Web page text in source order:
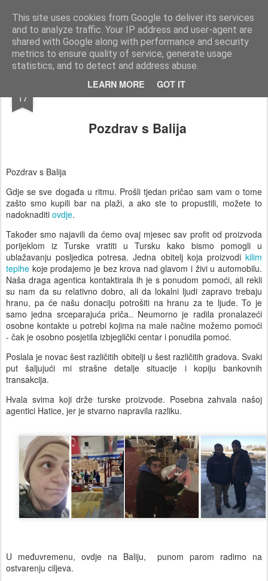
This site uses cookies from Google to deliver its services
and to analyze traffic. Your IP address and user-agent are
shared with Google along with performance and security
metrics to ensure quality of service, generate usage
statistics, and to detect and address abuse.
LEARN MORE GOT IT
AWGifts Hrvatska Dobrodošli u AWGifts Hrvatska - Vaš veletrgovac poklonima koji dostavlja diljem Hrvatske Ako tražite veletrgovca poklonima koji svaki tjedan donosi nove proizvode, najbolje ponude i poštenu trgovinu, došli ste na pravo mjesto. U AWGifts-u posvećeni smo tome da uvijek ponudimo najbolje u veleprodaji poklona, oduševimo Vaše klijente i pomognemo Vašem maloprodajnom poslovanju da raste. Jedini veletrgovac koji uvozi ručno rađene poklone izravno iz Indije, Indonezije i Kine.
Home
17
Pozdrav s Balija
Pozdrav s Balija
Gdje se sve događa u ritmu. Prošli tjedan pričao sam vam o tome
zašto smo kupili bar na plaži, a ako ste to propustili, možete to
nadoknaditi ovdje.
Također smo najavili da ćemo ovaj mjesec sav profit od proizvoda
porijeklom iz Turske vratiti u Tursku kako bismo pomogli u
ublažavanju posljedica potresa. Jedna obitelj koja proizvodi kilim
tepihe koje prodajemo je bez krova nad glavom i živi u automobilu.
Naša draga agentica kontaktirala ih je s ponudom pomoći, ali rekli
su nam da su relativno dobro, ali da lokalni ljudi zapravo trebaju
hranu, pa će našu donaciju potrošiti na hranu za te ljude. To je
samo jedna srceparajuća priča.. Neumorno je radila pronalazeći
osobne kontakte u potrebi kojima na male načine možemo pomoći
- čak je osobno posjetila izbjeglički centar i ponudila pomoć.
Poslala je novac šest različitih obitelji u šest različitih gradova. Svaki
put šaljujući mi strašne detalje situacije i kopiju bankovnih
transakcija.
Hvala svima koji drže turske proizvode. Posebna zahvala našoj
agentici Hatice, jer je stvarno napravila razliku.
U međuvremenu, ovdje na Baliju, punom parom radimo na
ostvarenju ciljeva.